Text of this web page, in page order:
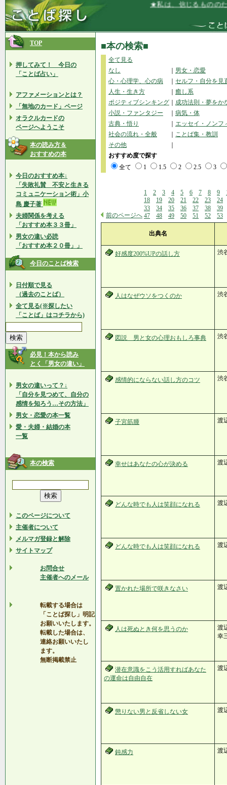
★私は、信じるもののため
TOP
押してみて！ 今日の
「ことば占い」
アファメーションとは？
「無地のカード」ページ
オラクルカードの
ページへようこそ
本の読み方＆
おすすめの本
今日のおすすめ本↓
「失敗礼賛 不安と生きる
コミュニケーション術」小
島 慶子著
夫婦関係を考える
「おすすめ本３３冊」
男女の違い必読
「おすすめ本２０冊」」
今日のことば検索
日付順で見る
（過去のことば）
全て見る(※探したい
「ことば」はコチラから)
必見！本から読み
とく「男女の違い」
男女の違いって？↓
「自分を見つめて、自分の
感情を知ろう…その方法」
男女・恋愛の本一覧
愛・夫婦・結婚の本
一覧
本の検索
このページについて
主催者について
メルマガ登録と解除
サイトマップ
お問合せ
主催者へのメール
転載する場合は
「ことば探し」明記
お願いいたします。
転載した場合は、
連絡お願いいたし
ます。
無断掲載禁止
■本の検索■
全て見る
なし
男女・恋愛
心・心理学、心の病
セルフ・自分を見
人生・生き方
癒し系
ポジティブシンキング
成功法則・夢をか
小説・ファンタジー
病気・体
古典・悟り
エッセイ・ノンフ
社会の流れ・全般
ことば集・教訓
その他
おすすめ度で探す
全て
1 1.5 2 2.5 3
前のページへ
1 2 3 4 5 6 7 8 9
18
19 20 21 22 23
24
33
34 35 36 37 38
39
47
48 49 50 51 52 53
出典名
好感度200%UPの話し方 渋
人はなぜウソをつくのか 渋
図説 男と女の心理おもしろ事典 渋
感情的にならない話し方のコツ 渋
子宮筋腫 渡
幸せはあなたの心が決める 渡
どんな時でも人は笑顔になれる 渡
どんな時でも人は笑顔になれる 渡
置かれた場所で咲きなさい 渡
人は死ぬとき何を思うのか
渡
幸
潜在意識をこう活用すればあなた
の運命は自由自在
渡
懲りない男と反省しない女 渡
鈍感力 渡